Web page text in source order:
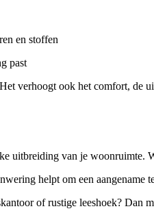
en stoffen
past
verhoogt ook het comfort, de
uitbreiding van je
helpt om een aangename
of rustige leeshoek? Dan